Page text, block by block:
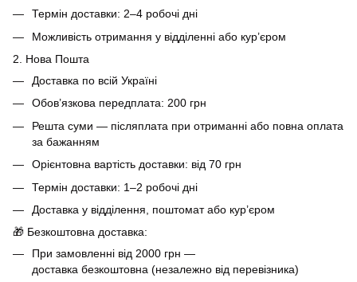
Термін доставки: 2–4 робочі дні
Можливість отримання у відділенні або кур’єром
2. Нова Пошта
Доставка по всій Україні
Обов’язкова передплата: 200 грн
Решта суми — післяплата при отриманні або повна оплата
за бажанням
Орієнтовна вартість доставки: від 70 грн
Термін доставки: 1–2 робочі дні
Доставка у відділення, поштомат або кур’єром
🎁 Безкоштовна доставка:
При замовленні від 2000 грн —
доставка безкоштовна (незалежно від перевізника)